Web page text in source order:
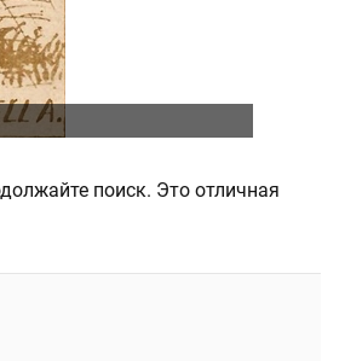
поиск. Это отличная